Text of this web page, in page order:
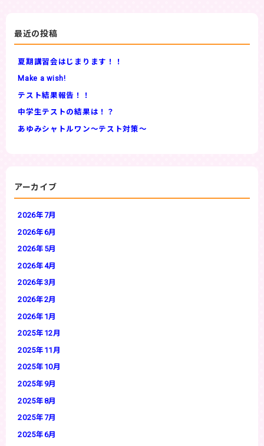
最近の投稿
夏期講習会はじまります！！
Make a wish!
テスト結果報告！！
中学生テストの結果は！？
あゆみシャトルワン～テスト対策～
アーカイブ
2026年7月
2026年6月
2026年5月
2026年4月
2026年3月
2026年2月
2026年1月
2025年12月
2025年11月
2025年10月
2025年9月
2025年8月
2025年7月
2025年6月